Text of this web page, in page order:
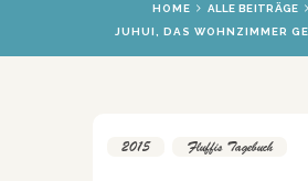
HOME ALLE BEITRÄGE
JUHUI, DAS WOHNZIMMER
2015 Fluffis Tagebuch